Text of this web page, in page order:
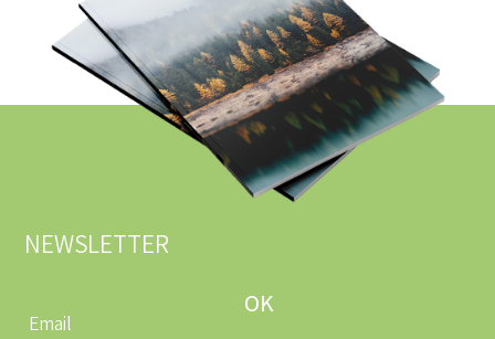
NEWSLETTER
Entrez